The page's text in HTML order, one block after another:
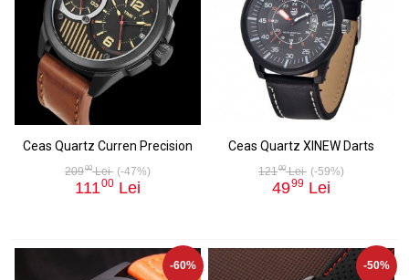
Ceas Quartz Curren Precision
20900Lei (-47%)
11100 Lei
Ceas Quartz XINEW Darts
12100Lei (-59%)
4999 Lei
-60% -50%